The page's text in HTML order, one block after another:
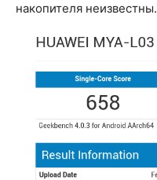
накопителя неизвестны.